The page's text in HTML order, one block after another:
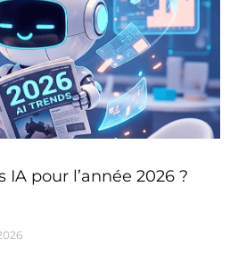
pour l’année 2026 ?